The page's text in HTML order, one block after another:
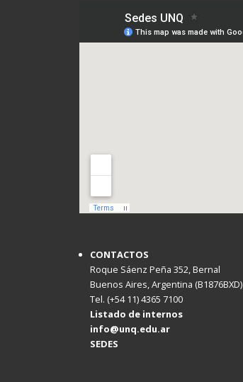
CONTACTOS
Roque Sáenz Peña 352, Bernal
Buenos Aires, Argentina (B1876BXD)
Tel. (+54 11) 4365 7100
Listado de internos
info@unq.edu.ar
SEDES